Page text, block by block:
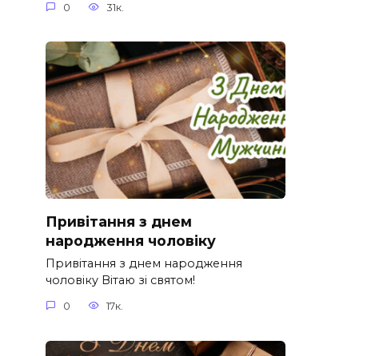
0 31к.
Привітання з днем
народження чоловіку
Привітання з днем народження
чоловіку Вітаю зі святом!
0 17к.